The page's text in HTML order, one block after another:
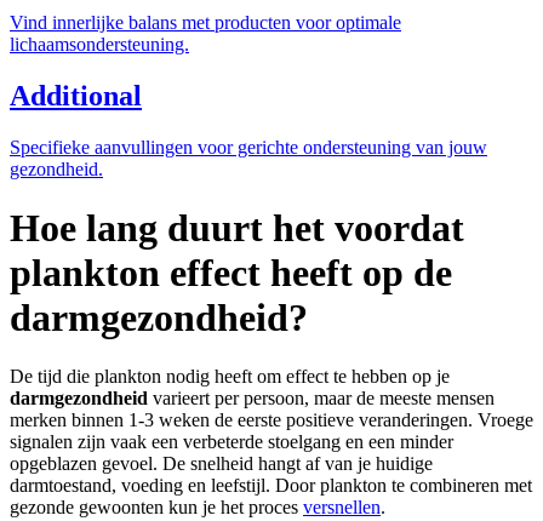
Vind innerlijke balans met producten voor optimale
lichaamsondersteuning.
Additional
Specifieke aanvullingen voor gerichte ondersteuning van jouw
gezondheid.
Hoe lang duurt het voordat
plankton effect heeft op de
darmgezondheid?
De tijd die plankton nodig heeft om effect te hebben op je
darmgezondheid varieert per persoon, maar de meeste mensen
merken binnen 1-3 weken de eerste positieve veranderingen. Vroege
signalen zijn vaak een verbeterde stoelgang en een minder
opgeblazen gevoel. De snelheid hangt af van je huidige
darmtoestand, voeding en leefstijl. Door plankton te combineren met
gezonde gewoonten kun je het proces versnellen.